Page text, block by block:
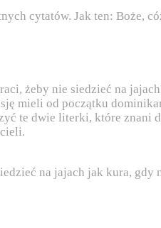
cytatów. Jak ten: Boże,
żeby nie siedzieć na
mieli od początku
te dwie literki, które znani
na jajach jak kura, gdy